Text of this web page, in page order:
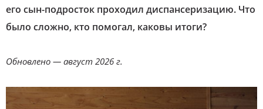
его сын-подросток проходил диспансеризацию. Что
было сложно, кто помогал, каковы итоги?
Обновлено — август 2026 г.